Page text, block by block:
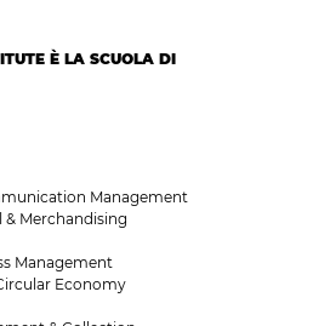
È LA SCUOLA DI
Management
& Merchandising
Management
Economy